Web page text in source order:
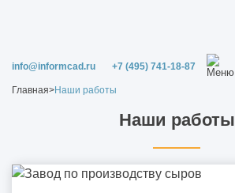
info@informcad.ru +7 (495) 741-18-87
Главная>Наши работы
Наши работы